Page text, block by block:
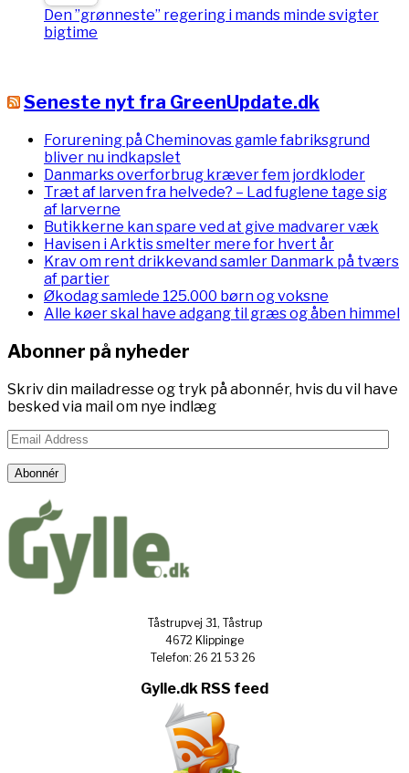
Den ”grønneste” regering i mands minde svigter
bigtime
Seneste nyt fra GreenUpdate.dk
Forurening på Cheminovas gamle fabriksgrund
bliver nu indkapslet
Danmarks overforbrug kræver fem jordkloder
Træt af larven fra helvede? – Lad fuglene tage sig
af larverne
Butikkerne kan spare ved at give madvarer væk
Havisen i Arktis smelter mere for hvert år
Krav om rent drikkevand samler Danmark på tværs
af partier
Økodag samlede 125.000 børn og voksne
Alle køer skal have adgang til græs og åben himmel
Abonner på nyheder
Skriv din mailadresse og tryk på abonnér, hvis du vil have
besked via mail om nye indlæg
Email
Address
Abonnér
Tåstrupvej 31, Tåstrup
4672 Klippinge
Telefon: 26 21 53 26
Gylle.dk RSS feed